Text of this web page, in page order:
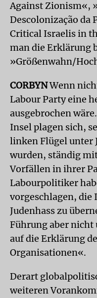
Against Zionism«,
Descolonização da
Critical Israelis in
man die Erklärung
»Größenwahn/
CORBYNWenn
Labour Party eine
ausgebrochen
Insel plagen sich,
linken Flügel unter
wurden, ständig
Vorfällen in ihrer
Labourpolitiker
vorgeschlagen,
Judenhass zu
Führung aber nicht
auf die Erklärung
Organisationen«.
Derart
weiteren